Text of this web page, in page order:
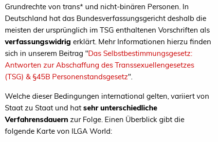
Grundrechte von trans* und nicht-binären Personen. In
Deutschland hat das Bundesverfassungsgericht deshalb die
meisten der ursprünglich im TSG enthaltenen Vorschriften als
verfassungswidrig erklärt. Mehr Informationen hierzu finden
sich in unserem Beitrag "Das Selbstbestimmungsgesetz:
Antworten zur Abschaffung des Transsexuellengesetzes
(TSG) & §45B Personenstandsgesetz".
Welche dieser Bedingungen international gelten, variiert von
Staat zu Staat und hat sehr unterschiedliche
Verfahrensdauern zur Folge. Einen Überblick gibt die
folgende Karte von ILGA World: